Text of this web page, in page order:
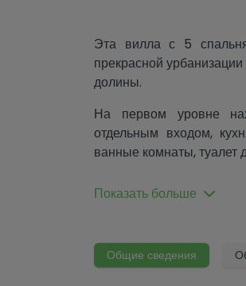
Эта вилла с 5
прекрасной
долины.
На первом уровне
отдельным входом,
ванные комнаты, туалет
На верхнем этаже
спальни с ванными
подъездную дорожку,
бассейн, камин,
Показать больше
Общие сведения